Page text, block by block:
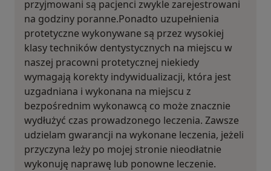
przyjmowani są pacjenci zwykle zarejestrowani
na godziny poranne.Ponadto uzupełnienia
protetyczne wykonywane są przez wysokiej
klasy techników dentystycznych na miejscu w
naszej pracowni protetycznej niekiedy
wymagają korekty indywidualizacji, która jest
uzgadniana i wykonana na miejscu z
bezpośrednim wykonawcą co może znacznie
wydłużyć czas prowadzonego leczenia. Zawsze
udzielam gwarancji na wykonane leczenia, jeżeli
przyczyna leży po mojej stronie nieodłatnie
wykonuję naprawę lub ponowne leczenie.